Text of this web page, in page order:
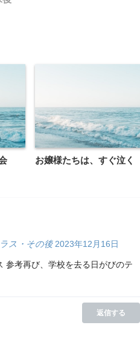
お嬢様たちは、すぐ泣く
ス・その後 2023年12月16日
考再び、学校を去る日がびのテ
返信する